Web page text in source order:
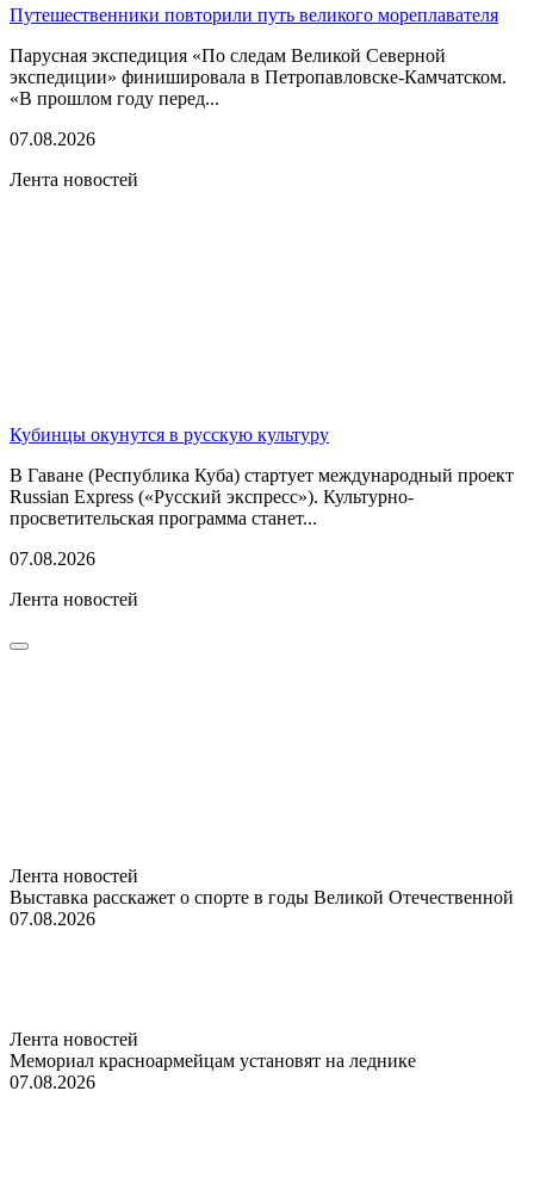
Путешественники повторили путь великого мореплавателя
Парусная экспедиция «По следам Великой Северной
экспедиции» финишировала в Петропавловске-Камчатском.
«В прошлом году перед...
07.08.2026
Лента новостей
Кубинцы окунутся в русскую культуру
В Гаване (Республика Куба) стартует международный проект
Russian Express («Русский экспресс»). Культурно-
просветительская программа станет...
07.08.2026
Лента новостей
Лента новостей
Выставка расскажет о спорте в годы Великой Отечественной
07.08.2026
Лента новостей
Мемориал красноармейцам установят на леднике
07.08.2026